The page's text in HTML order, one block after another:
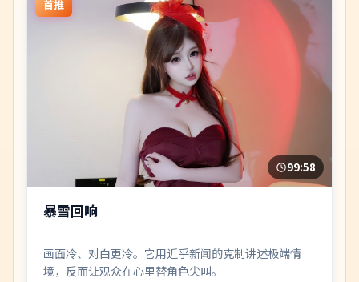
首推
99:58
暴雪回响
画面冷、对白更冷。它用近乎新闻的克制讲述极端情
境，反而让观众在心里替角色尖叫。